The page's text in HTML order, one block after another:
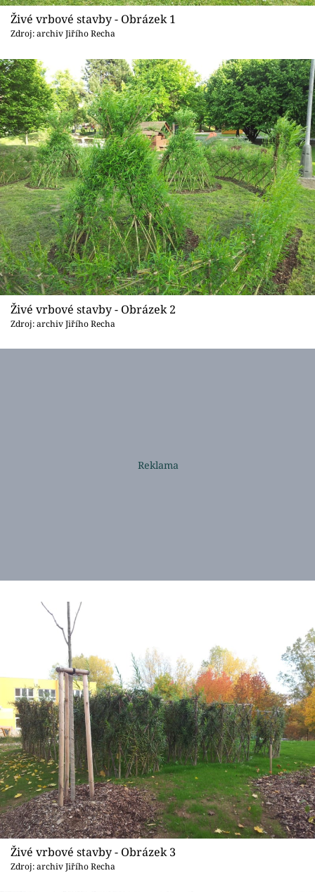
Sledujte nás
Živé vrbové stavby - Obrázek 1
Zdroj: archiv Jiřího Recha
Živé vrbové stavby - Obrázek 2
Zdroj: archiv Jiřího Recha
Živé vrbové stavby - Obrázek 3
Zdroj: archiv Jiřího Recha